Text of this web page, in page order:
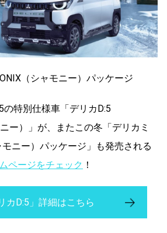
（シャモニー）パッケージ
の特別仕様車「デリカD:5
ー）」 が、またこの冬 「デリカミ
モニー）パッケージ」も発売される
ページをチェック ！
カD:5」詳細はこちら